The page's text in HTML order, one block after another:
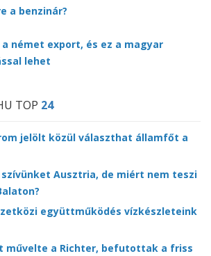
a benzinár?
német export, és ez a magyar
lehet
TOP 24
jelölt közül választhat államfőt a
Ausztria, de miért nem teszi
együttműködés vízkészleteink
művelte a Richter, befutottak a friss